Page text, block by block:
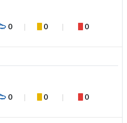
0 0 0
0 0 0